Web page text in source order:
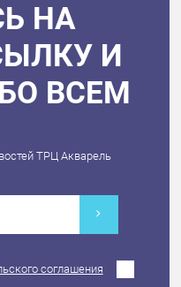
НА
И
ВСЕМ
ТРЦ Акварель
соглашения